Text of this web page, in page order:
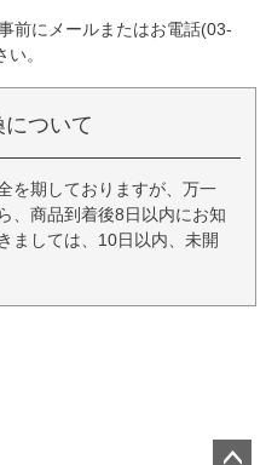
前にメールまたはお電話(03-
。
ついて
を期しておりますが、万一
、商品到着後8日以内にお知
ましては、10日以内、未開